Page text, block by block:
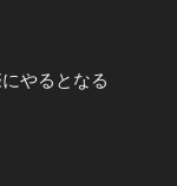
やるとなる